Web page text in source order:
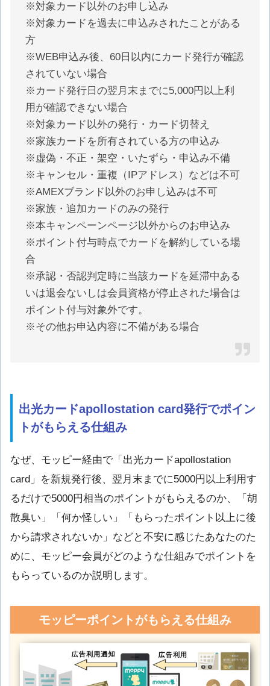
※対象カード以外のお申し込み
※対象カードを過去に申込みされたことがある
方
※WEB申込み後、60日以内にカード発行が確認
されていない場合
※カード発行日の翌月末までに5,000円以上利
用が確認できない場合
※対象カード以外の発行・カード切替え
※家族カードを所有されている方の申込み
※虚偽・不正・架空・いたずら・申込み不備
※キャンセル・重複（IPアドレス）などは不可
※AMEXブランド以外のお申し込みは不可
※家族・追加カードのみの発行
※本キャンペーンページ以外からのお申込み
※ポイント付与時点でカードを解約している場
合
※承認・否認判定時に当該カードを延滞中ある
いは退会ないしは会員資格が停止された場合は
ポイント付与対象外です。
※その他お申込内容に不備がある場合
出光カードapollostation card発行でポイン
トがもらえる仕組み
なぜ、モッピー経由で「出光カードapollostation
card」を新規発行後、翌月末までに5000円以上利用す
るだけで5000円相当のポイントがもらえるのか、「胡
散臭い」「何か怪しい」「もらったポイント以上に後
から請求されないか」などと不安に感じたあなたのた
めに、モッピー会員がどのような仕組みでポイントを
もらっているのか説明します。
モッピーポイントがもらえる仕組み